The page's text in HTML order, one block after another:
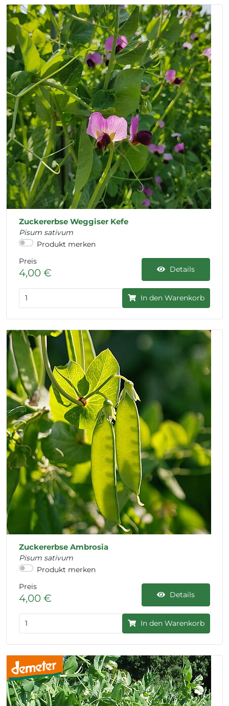
Zuckererbse Weggiser Kefe
Pisum sativum
Produkt merken
Preis
4,00 € Details
In den Warenkorb
Zuckererbse Ambrosia
Pisum sativum
Produkt merken
Preis
4,00 € Details
In den Warenkorb